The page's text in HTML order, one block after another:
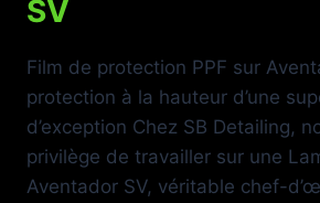
SV
Film de protection PPF sur
protection à la hauteur d’une
d’exception Chez SB Detailing,
privilège de travailler sur une
Aventador SV, véritable chef-